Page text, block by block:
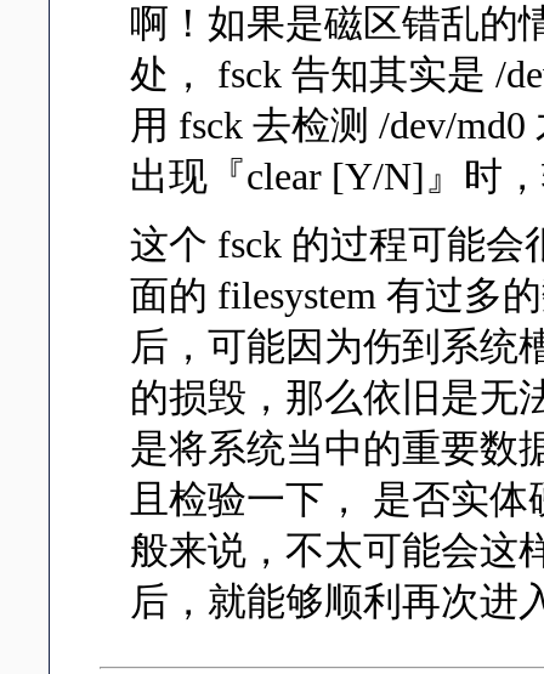
啊！如果是磁区错乱的
处， fsck 告知其实是 /
用 fsck 去检测 /dev/
出现『clear [Y/N]』时
这个 fsck 的过程可能会
面的 filesystem 有过多
后，可能因为伤到系统
的损毁，那么依旧是无
是将系统当中的重要数
且检验一下， 是否实
般来说，不太可能会这
后，就能够顺利再次进